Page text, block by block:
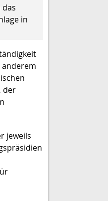
in
der
jeweils